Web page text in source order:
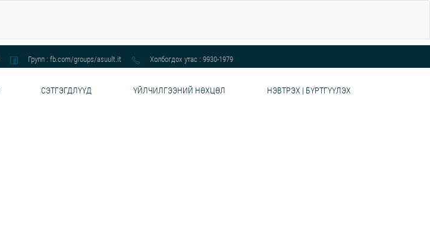
Групп : fb.com/groups/asuult.it Холбогдох утас : 9930-1979
СЭТГЭГДЛҮҮД ҮЙЛЧИЛГЭЭНИЙ НӨХЦӨЛ НЭВТРЭХ | БҮРТГҮҮЛЭХ